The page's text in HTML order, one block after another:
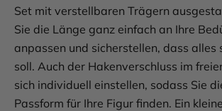
Set mit verstellbaren Trägern
Sie die Länge ganz einfach an Ihre
anpassen und sicherstellen, dass alles
soll. Auch der Hakenverschluss im
sich individuell einstellen, sodass Sie
Passform für Ihre Figur finden. Ein